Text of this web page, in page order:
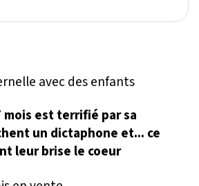
mois est terrifié par sa
un dictaphone et... ce
leur brise le coeur